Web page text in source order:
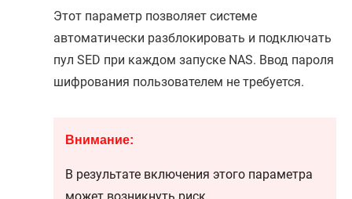
Этот параметр позволяет системе
автоматически разблокировать и подключать
пул SED при каждом запуске NAS. Ввод пароля
шифрования пользователем не требуется.
Внимание:
В результате включения этого параметра
может возникнуть риск